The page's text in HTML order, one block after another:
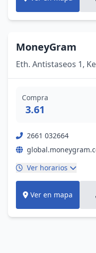
MoneyGram
Eth. Antistaseos 1,
Compra
3.61
2661 032664
Ver horarios
Ver en mapa